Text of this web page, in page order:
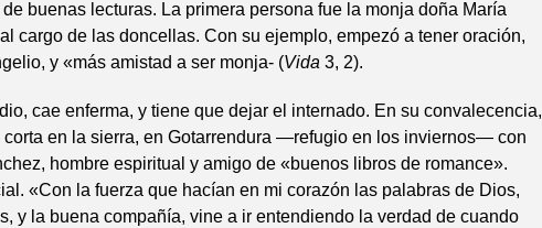
buenas lecturas. La primera persona fue la monja doña María
cargo de las doncellas. Con su ejemplo, empezó a tener oración,
y «más amistad a ser monja- (Vida 3, 2).
cae enferma, y tiene que dejar el internado. En su convalecencia,
corta en la sierra, en Gotarrendura —refugio en los inviernos— con
hombre espiritual y amigo de «buenos libros de romance».
«Con la fuerza que hacían en mi corazón las palabras de Dios,
y la buena compañía, vine a ir entendiendo la verdad de cuando